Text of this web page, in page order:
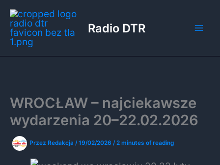
Przejdź
do
treści
Radio DTR
WROCŁAW – najciekawsze
wydarzenia 20–22.02.2026
Przez Redakcja /19/02/2026 /2 minutes of reading